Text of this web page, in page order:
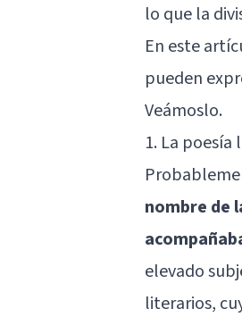
lo que la
En este
pueden
Veámoslo.
1. La poesía
nombre de
elevado
literarios,